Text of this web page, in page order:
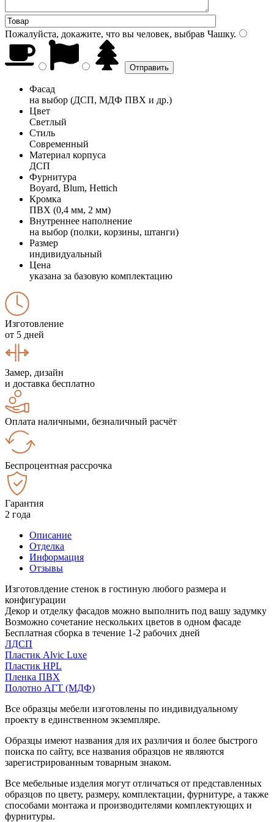
Пожалуйста, докажите, что вы человек, выбрав Чашку.
Фасад
на выбор (ДСП, МДФ ПВХ и др.)
Цвет
Светлый
Стиль
Современный
Материал корпуса
ДСП
Фурнитура
Boyard, Blum, Hettich
Кромка
ПВХ (0,4 мм, 2 мм)
Внутреннее наполнение
на выбор (полки, корзины, штанги)
Размер
индивидуальный
Цена
указана за базовую комплектацию
Изготовление
от 5 дней
Замер, дизайн
и доставка бесплатно
Оплата наличными, безналичный расчёт
Беспроцентная рассрочка
Гарантия
2 года
Описание
Отделка
Информация
Отзывы
Изготовлдение стенок в гостиную любого размера и
конфигурации
Декор и отделку фасадов можно выполнить под вашу задумку
Возможно сочетание нескольких цветов в одном фасаде
Бесплатная сборка в течение 1-2 рабочих дней
ЛДСП
Пластик Alvic Luxe
Пластик HPL
Пленка ПВХ
Полотно АГТ (МДФ)
Все образцы мебели изготовлены по индивидуальному
проекту в единственном экземпляре.
Образцы имеют названия для их различия и более быстрого
поиска по сайту, все названия образцов не являются
зарегистрированным товарным знаком.
Все мебельные изделия могут отличаться от представленных
образцов по цвету, размеру, комплектации, фурнитуре, а также
способами монтажа и производителями комплектующих и
фурнитуры.